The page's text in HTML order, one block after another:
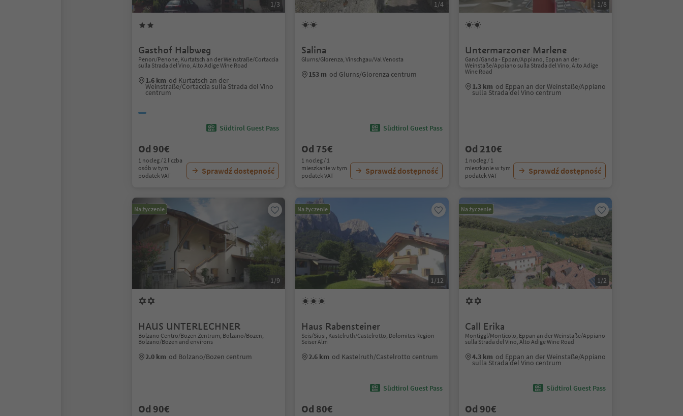
1/3
Gasthof Halbweg
Penon/Penone, Kurtatsch an der Weinstraße/Cortaccia
sulla Strada del Vino, Alto Adige Wine Road
1.6 km od Kurtatsch an der
Weinstraße/Cortaccia sulla Strada del Vino
centrum
Südtirol Guest Pass
Od 90€
1 nocleg / 2 liczba
osób w tym
podatek VAT
Sprawdź dostępność
1/4
Salina
Glurns/Glorenza, Vinschgau/Val Venosta
153 m od Glurns/Glorenza centrum
Südtirol Guest Pass
Od 75€
1 nocleg / 1
mieszkanie w tym
podatek VAT
Sprawdź dostępność
1/8
Untermarzoner Marlene
Gand/Ganda - Eppan/Appiano, Eppan an der
Weinstaße/Appiano sulla Strada del Vino, Alto Adige
Wine Road
1.3 km od Eppan an der Weinstaße/Appiano
sulla Strada del Vino centrum
Od 210€
1 nocleg / 1
mieszkanie w tym
podatek VAT
Sprawdź dostępność
Na życzenie
1/9
HAUS UNTERLECHNER
Bolzano Centro/Bozen Zentrum, Bolzano/Bozen,
Bolzano/Bozen and environs
2.0 km od Bolzano/Bozen centrum
Od 90€
Na życzenie
1/12
Haus Rabensteiner
Seis/Siusi, Kastelruth/Castelrotto, Dolomites Region
Seiser Alm
2.6 km od Kastelruth/Castelrotto centrum
Südtirol Guest Pass
Od 80€
Na życzenie
1/2
Call Erika
Montiggl/Monticolo, Eppan an der Weinstaße/Appiano
sulla Strada del Vino, Alto Adige Wine Road
4.3 km od Eppan an der Weinstaße/Appiano
sulla Strada del Vino centrum
Südtirol Guest Pass
Od 90€